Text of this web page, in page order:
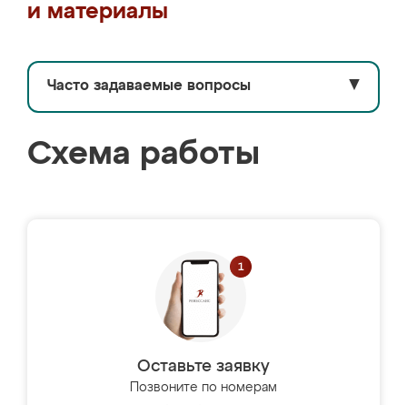
и материалы
Часто задаваемые вопросы ▼
Схема работы
Оставьте заявку
Позвоните по номерам